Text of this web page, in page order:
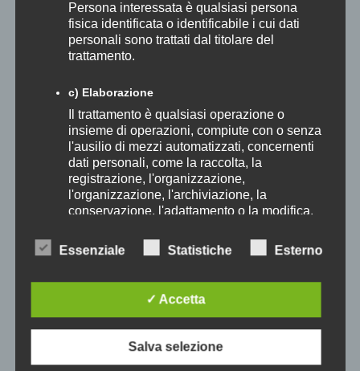
Eventi Speciali 2026
Formazione 2024
Formazione 2025
I Concerti dell'Accademia 2025
News
TESSERA SOCI
che sono aperte le iscrizioni per sostenere gli Amici della
Cerca
Categorie
29° Festival di Pentecoste
30° Festival Pentecoste
31° Festival di Pentecoste
Persona interessata è qualsiasi persona
fisica identificata o identificabile i cui dati
personali sono trattati dal titolare del
trattamento.
c) Elaborazione
Il trattamento è qualsiasi operazione o
insieme di operazioni, compiute con o senza
l'ausilio di mezzi automatizzati, concernenti
dati personali, come la raccolta, la
registrazione, l'organizzazione,
l'organizzazione, l'archiviazione, la
conservazione, l'adattamento o la modifica,
diffusione, la trasmissione, la diffusione o la
messa a disposizione in altro modo,
restrizione, la cancellazione o la distruzione.
d) Restrizione dell'elaborazione
Restrizione del trattamento è la marcatura
dei dati personali memorizzati al fine di
Essenziale Statistiche Esterno
✓ Accetta
Salva selezione